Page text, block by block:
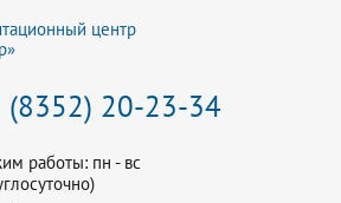
(8352) 20-23-34
работы: пн - вс